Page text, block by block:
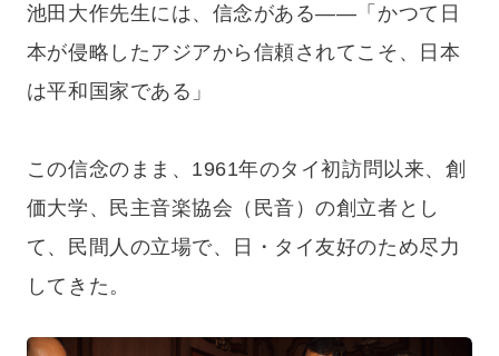
池田大作先生には、信念がある——「かつて日
本が侵略したアジアから信頼されてこそ、日本
は平和国家である」
この信念のまま、1961年のタイ初訪問以来、創
価大学、民主音楽協会（民音）の創立者とし
て、民間人の立場で、日・タイ友好のため尽力
してきた。